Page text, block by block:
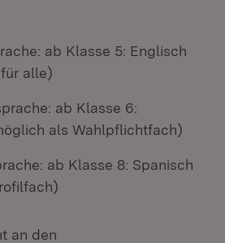
ab Klasse 5: Englisch
alle)
ab Klasse 6:
als Wahlpflichtfach)
ab Klasse 8: Spanisch
an den